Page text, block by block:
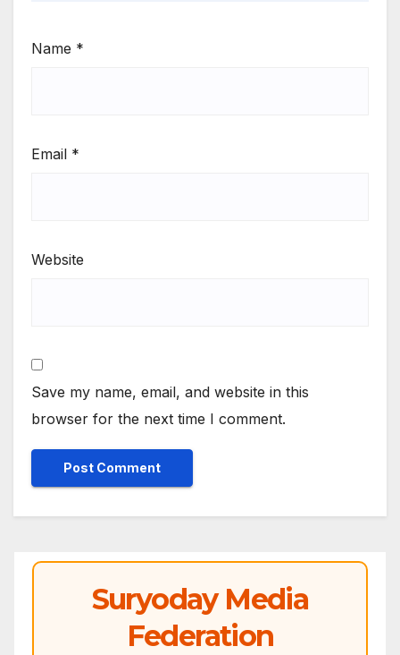
Name *
Email *
Website
Save my name, email, and website in this
browser for the next time I comment.
Suryoday Media
Federation